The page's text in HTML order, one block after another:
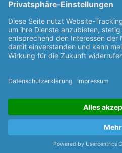
keine Neuigkeit oder Aktion mehr.
Abonnieren
genommen.
Copyright © 2026